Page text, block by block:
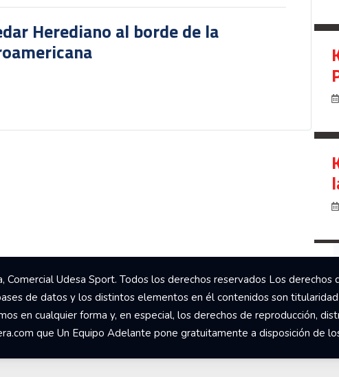
Herediano al borde de la
Udesa Sport. Todos los derechos reservados Los
de datos y los distintos elementos en él contenidos son
en cualquier forma y, en especial, los derechos de reproducción,
que Un Equipo Adelante pone gratuitamente a disposición de